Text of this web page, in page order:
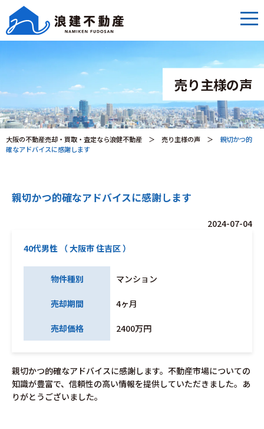
売り主様の声
大阪の不動産売却・買取・査定なら浪健不動産 ＞ 売り主様の声 ＞ 親切かつ的
確なアドバイスに感謝します
親切かつ的確なアドバイスに感謝します
2024-07-04
40代男性 （ 大阪市 住吉区 ）
物件種別 マンション
売却期間 4ヶ月
売却価格 2400万円
親切かつ的確なアドバイスに感謝します。不動産市場についての
知識が豊富で、信頼性の高い情報を提供していただきました。あ
りがとうございました。